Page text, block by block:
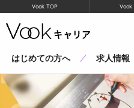
Vook TOP Vook
はじめての方へ 求人情報